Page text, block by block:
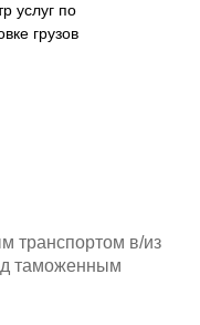
услуг по
грузов
транспортом в/из
таможенным